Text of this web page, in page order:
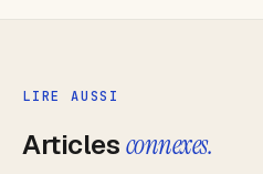
LIRE AUSSI
Articlesconnexes.